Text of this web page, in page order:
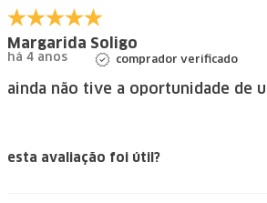
Margarida Soligo
há 4 anos comprador verificado
ainda não tive a oportunidade de
esta avaliação foi útil?